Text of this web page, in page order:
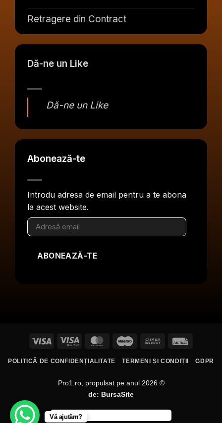
Retragere din Contract
Dă-ne un Like
Dă-ne un Like
Abonează-te
Introdu adresa de email pentru a te abona
la acest website.
Adresă
email
ABONEAZĂ-TE
Visa
Visa
MasterCardMaestro
Cash
Delivery
POLITICĂ DE CONFIDENȚIALITATE TERMENI ȘI CONDIȚII GDPR
Pro1.ro, propulsat pe anul 2026 ©
de: BursaSite
Vă ajutăm?